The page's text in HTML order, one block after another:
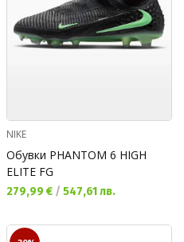
NIKE
Обувки PHANTOM 6 HIGH
ELITE FG
Текуща цена:
279,99 € / 547,61 лв.